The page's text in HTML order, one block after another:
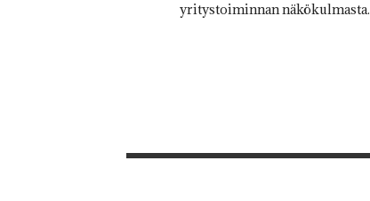
yritystoiminnan näkökulmasta.